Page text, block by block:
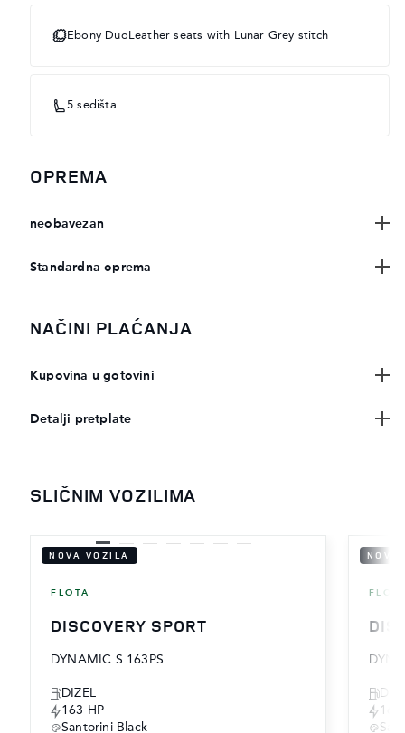
Ebony DuoLeather seats with Lunar Grey stitch
5 sedišta
OPREMA
neobavezan
Standardna oprema
NAČINI PLAĆANJA
Kupovina u gotovini
Detalji pretplate
SLIČNIM VOZILIMA
NOVA VOZILA
FLOTA
DISCOVERY SPORT
DYNAMIC S 163PS
DIZEL
163 HP
Santorini Black
NOVA
163